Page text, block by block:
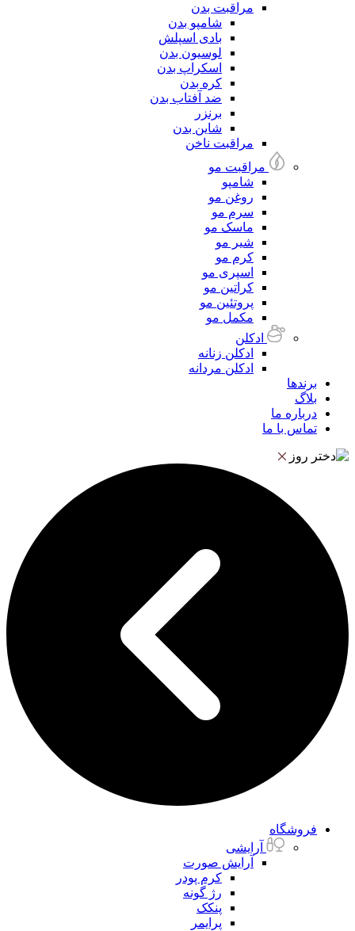
مراقبت بدن
شامپو بدن
بادی اسپلش
لوسیون بدن
اسکراپ بدن
کره بدن
ضد آفتاب بدن
برنزر
شاین بدن
مراقبت ناخن
مراقبت مو
شامپو
روغن مو
سرم مو
ماسک مو
شیر مو
کرم مو
اسپری مو
کراتین مو
پروتئین مو
مکمل مو
ادکلن
ادکلن زنانه
ادکلن مردانه
برندها
بلاگ
درباره ما
تماس با ما
فروشگاه
آرایشی
آرایش صورت
کرم پودر
رژ گونه
پنکک
پرایمر